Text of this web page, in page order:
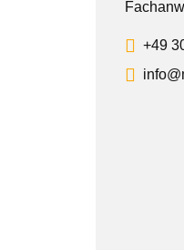
+49